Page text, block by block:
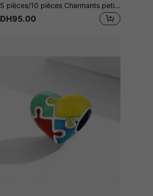
5 pièces/10 pièces Charmants petits pendentifs tasse à café flocon de neige en résine, petits ornements en résine, breloques pour bijoux faits main, accessoires de décoration suspendus pour la maison et les fêtes, fabrication de porte-clés, de sacs, de colliers, de décorations de Noël et d'accessoires
DH95.00